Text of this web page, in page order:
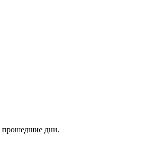
прошедшие дни.